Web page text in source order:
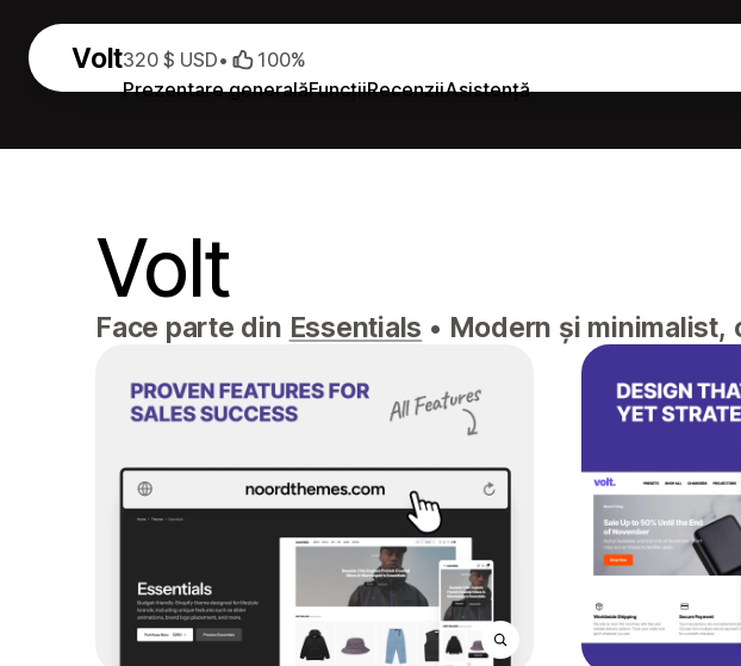
Volt
Prezentare generalăFuncțiiRecenziiAsistență
320 $ USD• 100%
Volt
Face parte din Essentials • Modern și minimalist,